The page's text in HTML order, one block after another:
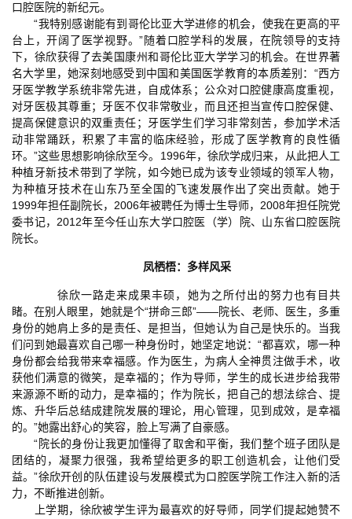
口腔医院的新纪元。
“我特别感谢能有到哥伦比亚大学进修的机会，使我在更高的平
台上，开阔了医学视野。”随着口腔学科的发展，在院领导的支持
下，徐欣获得了去美国康州和哥伦比亚大学学习的机会。在世界著
名大学里，她深刻地感受到中国和美国医学教育的本质差别：“西方
牙医学教学系统非常先进，自成体系；公众对口腔健康高度重视，
对牙医极其尊重；牙医不仅非常敬业，而且还担当宣传口腔保健、
提高保健意识的双重责任；牙医学生们学习非常刻苦，参加学术活
动非常踊跃，积累了丰富的临床经验，形成了医学教育的良性循
环。”这些思想影响徐欣至今。1996年，徐欣学成归来，从此把人工
种植牙新技术带到了学院，如今她已成为该专业领域的领军人物，
为种植牙技术在山东乃至全国的飞速发展作出了突出贡献。她于
1999年担任副院长，2006年被聘任为博士生导师，2008年担任院党
委书记，2012年至今任山东大学口腔医（学）院、山东省口腔医院
院长。
凤栖梧：多样风采
徐欣一路走来成果丰硕，她为之所付出的努力也有目共
睹。在别人眼里，她就是个“拼命三郎”——院长、老师、医生，多重
身份的她肩上多的是责任、是担当，但她认为自己是快乐的。当我
们问到她最喜欢自己哪一种身份时，她坚定地说：“都喜欢，哪一种
身份都会给我带来幸福感。作为医生，为病人全神贯注做手术，收
获他们满意的微笑，是幸福的；作为导师，学生的成长进步给我带
来源源不断的动力，是幸福的；作为院长，把自己的想法综合、提
炼、升华后总结成建院发展的理论，用心管理，见到成效，是幸福
的。”她露出舒心的笑容，脸上写满了自豪感。
“院长的身份让我更加懂得了取舍和平衡，我们整个班子团队是
团结的，凝聚力很强，我希望给更多的职工创造机会，让他们受
益。”徐欣开创的队伍建设与发展模式为口腔医学院工作注入新的活
力，不断推进创新。
上学期，徐欣被学生评为最喜欢的好导师，同学们提起她赞不